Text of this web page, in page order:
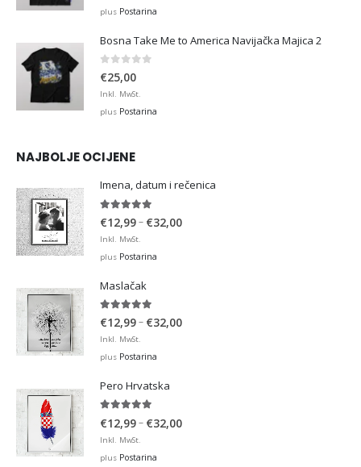
plus Postarina
Bosna Take Me to America Navijačka Majica 2
0 out of 5
€25,00
Inkl. MwSt.
plus Postarina
NAJBOLJE OCIJENE
Imena, datum i rečenica
€12,99– €32,00Price
Inkl. MwSt.
plus Postarina
Maslačak
5.00out of 5
€12,99– €32,00Price
Inkl. MwSt.
plus Postarina
Pero Hrvatska
€12,99– €32,00Price
Inkl. MwSt.
plus Postarina